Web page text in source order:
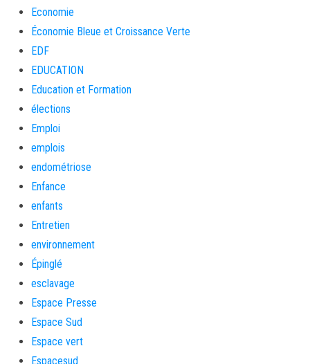
Economie
Économie Bleue et Croissance Verte
EDF
EDUCATION
Education et Formation
élections
Emploi
emplois
endométriose
Enfance
enfants
Entretien
environnement
Épinglé
esclavage
Espace Presse
Espace Sud
Espace vert
Espacesud